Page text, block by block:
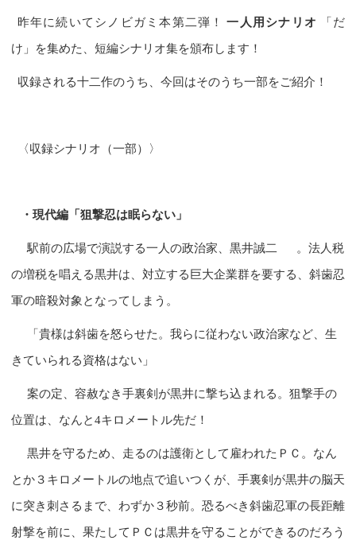
昨年に続いてシノビガミ本第二弾！ 一人用シナリオ 「だ
け」を集めた、短編シナリオ集を頒布します！
収録される十二作のうち、今回はそのうち一部をご紹介！
〈収録シナリオ（一部）〉
・現代編「狙撃忍は眠らない」
駅前の広場で演説する一人の政治家、黒井誠二 。法人税
の増税を唱える黒井は、対立する巨大企業群を要する、斜歯忍
軍の暗殺対象となってしまう。
「貴様は斜歯を怒らせた。我らに従わない政治家など、生
きていられる資格はない」
案の定、容赦なき手裏剣が黒井に撃ち込まれる。狙撃手の
位置は、なんと4キロメートル先だ！
黒井を守るため、走るのは護衛として雇われたＰＣ。なん
とか３キロメートルの地点で追いつくが、手裏剣が黒井の脳天
に突き刺さるまで、わずか３秒前。恐るべき斜歯忍軍の長距離
射撃を前に、果たしてＰＣは黒井を守ることができるのだろう